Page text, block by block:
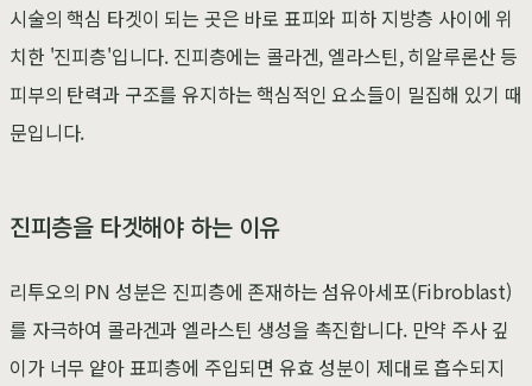
시술의 핵심 타겟이 되는 곳은 바로 표피와 피하 지방층 사이에 위
치한 '진피층'입니다. 진피층에는 콜라겐, 엘라스틴, 히알루론산 등
피부의 탄력과 구조를 유지하는 핵심적인 요소들이 밀집해 있기 때
문입니다.
진피층을 타겟해야 하는 이유
리투오의 PN 성분은 진피층에 존재하는 섬유아세포(Fibroblast)
를 자극하여 콜라겐과 엘라스틴 생성을 촉진합니다. 만약 주사 깊
이가 너무 얕아 표피층에 주입되면 유효 성분이 제대로 흡수되지